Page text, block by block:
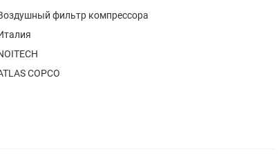
фильтр компрессора
COPCO